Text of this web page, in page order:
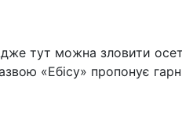
тут можна зловити
«Ебісу» пропонує